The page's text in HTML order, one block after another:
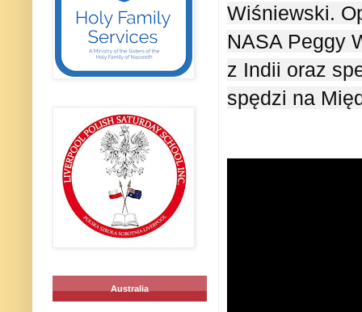
Wiśniewski.
NASA Peggy
z Indii oraz
spędzi na
Australia